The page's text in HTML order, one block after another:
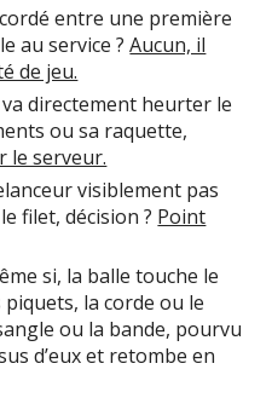
entre une première
au service ?Aucun, il
de jeu.
directement heurter le
ou sa raquette,
le serveur.
visiblement pas
filet, décision ? Point
si, la balle touche le
la corde ou le
ou la bande, pourvu
d’eux et retombe en